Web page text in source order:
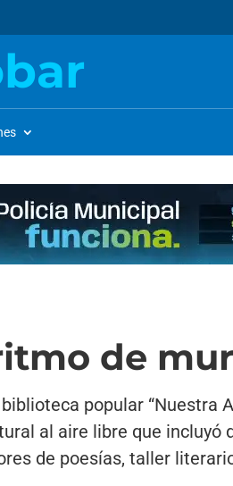
de
popular “Nuestra
al aire libre que
de poesías, taller